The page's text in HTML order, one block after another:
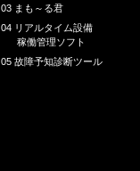
03 まも～る君
04 リアルタイム設備
稼働管理ソフト
05 故障予知診断ツール